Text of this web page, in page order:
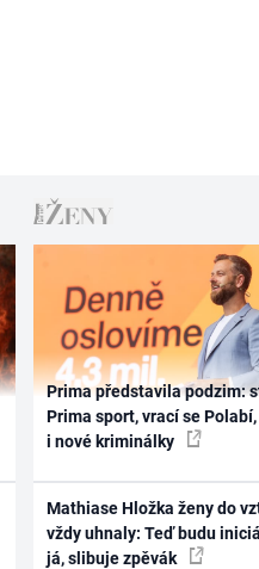
Prima představila podzim:
Prima sport, vrací se
i nové kriminálky
Mathiase Hložka ženy do
vždy uhnaly: Teď budu
já, slibuje zpěvák